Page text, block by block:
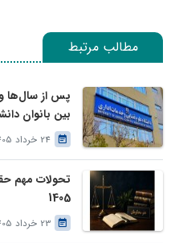
مطالب مرتبط
پس از سال‌ها
بین بانوان
24 خرداد 1405
1405
23 خرداد 1405